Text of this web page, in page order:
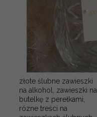
złote ślubne zawieszki
na alkohol, zawieszki na
butelkę z perełkami,
rózne treści na